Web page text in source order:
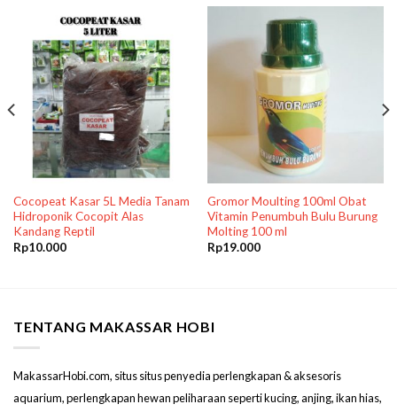
Cocopeat Kasar 5L Media Tanam
Hidroponik Cocopit Alas
Kandang Reptil
Rp10.000
Gromor Moulting 100ml Obat
Vitamin Penumbuh Bulu Burung
Molting 100 ml
Rp19.000
TENTANG MAKASSAR HOBI
MakassarHobi.com, situs situs penyedia perlengkapan & aksesoris
aquarium, perlengkapan hewan peliharaan seperti kucing, anjing, ikan hias,